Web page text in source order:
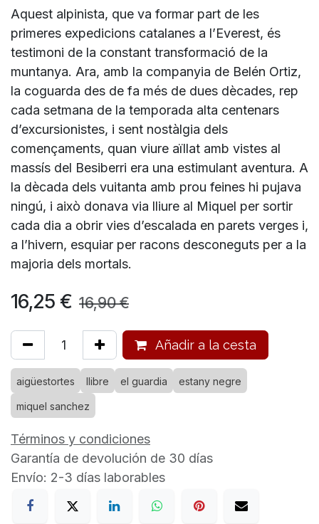
Aquest alpinista, que va formar part de les
primeres expedicions catalanes a l’Everest, és
testimoni de la constant transformació de la
muntanya. Ara, amb la companyia de Belén Ortiz,
la coguarda des de fa més de dues dècades, rep
cada setmana de la temporada alta centenars
d’excursionistes, i sent nostàlgia dels
començaments, quan viure aïllat amb vistes al
massís del Besiberri era una estimulant aventura. A
la dècada dels vuitanta amb prou feines hi pujava
ningú, i això donava via lliure al Miquel per sortir
cada dia a obrir vies d’escalada en parets verges i,
a l’hivern, esquiar per racons desconeguts per a la
majoria dels mortals.
16,25 € 16,90€
Añadir a la cesta
aigüestortes llibre el guardia estany negre
miquel sanchez
Términos y condiciones
Garantía de devolución de 30 días
Envío: 2-3 días laborables